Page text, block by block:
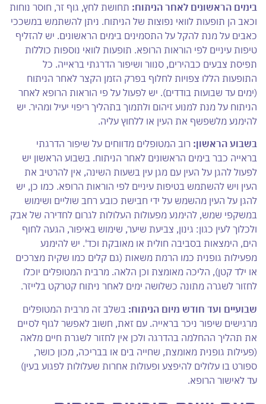
בימים הראשונים לאחר הניתוח: תחושת לחץ, גוף זר, חוסר נוחות
וכאב הן תופעות לוואי נפוצות של הניתוח. ניתן להשתמש במשככי
כאבים על מנת להקל על התסמינים בימים הראשונים. יש להזליף
טיפות עיניים לפי הוראות הרופא. תופעות לוואי נוספות כוללות
תפיסת צבעים כבהירים, סנוור ושיפור הדרגתי בראייה. כל
התופעות הללו צפויות לחלוף בפרק הזמן הקצר לאחר הניתוח
(ימים עד שבועות בודדים). יש לפעול על פי הוראות הרופא לאחר
הניתוח על מנת למנוע זיהום ולתמוך בתהליך ריפוי יעיל ומהיר. יש
להימנע מלשפשף את העין או ללחוץ עליה.
בשבוע הראשון: רוב המטופלים מדווחים על שיפור הדרגתי
בראייה כבר בימים הראשונים לאחר הניתוח. בשבוע הראשון יש
לפעול להגן על העין עם מגן עין בשעות השינה, אין להרטיב את
העין ויש להשתמש בטיפות עיניים לפי הוראות הרופא. כמו כן, יש
להגן על העין מהשמש על ידי חבישת כובע רחב שוליים ושימוש
במשקפי שמש, להימנע מפעולות העלולות לגרום לחדירה של אבק
ולכלוך לעין כגון: גינון, צביעת שיער, שימוש באיפור, הגעה לחוף
הים, הימצאות בסביבה חולית או מאובקת וכד'. יש להימנע
מפעילות גופנית כמו הרמת משאות (גם קלים כמו שקית מצרכים
או ילד קטן), הליכה מאומצת וכן הלאה. מרבית המטופלים יוכלו
לחזור לשגרה מתונה כשלושה ימים לאחר ניתוח קטרקט בלייזר.
שבועיים ועד חודש מיום הניתוח: בשלב זה מרבית המטופלים
מרגישים שיפור ניכר בראייה. עם זאת, חשוב לאפשר לגוף לסיים
את תהליך ההחלמה בהדרגה ולכן אין לחזור לשגרת חיים מלאה
(פעילות גופנית מאומצת, שחייה בים או בבריכה, מכון כושר,
ספורט בו עלולים להיפצע ופעולות אחרות שעלולות לפגוע בעין)
עד לאישור הרופא.